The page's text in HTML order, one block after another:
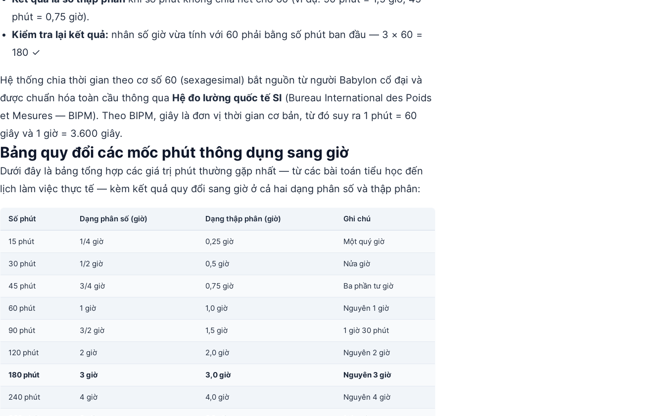
phút = 0,75 giờ).
Kiểm tra lại kết quả: nhân số giờ vừa tính với 60 phải bằng số phút ban đầu — 3 × 60 =
180 ✓
Hệ thống chia thời gian theo cơ số 60 (sexagesimal) bắt nguồn từ người Babylon cổ đại và
được chuẩn hóa toàn cầu thông qua Hệ đo lường quốc tế SI (Bureau International des Poids
et Mesures — BIPM). Theo BIPM, giây là đơn vị thời gian cơ bản, từ đó suy ra 1 phút = 60
giây và 1 giờ = 3.600 giây.
Bảng quy đổi các mốc phút thông dụng sang giờ
Dưới đây là bảng tổng hợp các giá trị phút thường gặp nhất — từ các bài toán tiểu học đến
lịch làm việc thực tế — kèm kết quả quy đổi sang giờ ở cả hai dạng phân số và thập phân:
Số phút Dạng phân số (giờ) Dạng thập phân (giờ) Ghi chú
15 phút 1/4 giờ 0,25 giờ Một quý giờ
30 phút 1/2 giờ 0,5 giờ Nửa giờ
45 phút 3/4 giờ 0,75 giờ Ba phần tư giờ
60 phút 1 giờ 1,0 giờ Nguyên 1 giờ
90 phút 3/2 giờ 1,5 giờ 1 giờ 30 phút
120 phút 2 giờ 2,0 giờ Nguyên 2 giờ
180 phút 3 giờ 3,0 giờ Nguyên 3 giờ
240 phút 4 giờ 4,0 giờ Nguyên 4 giờ